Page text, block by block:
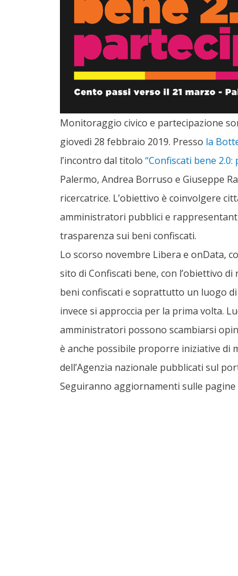
Monitoraggio civico e partecipazione
giovedì 28 febbraio 2019. Presso la
l’incontro dal titolo “Confiscati bene 2.0:
Palermo, Andrea Borruso e Giuseppe
ricercatrice. L’obiettivo è coinvolgere
amministratori pubblici e
trasparenza sui beni confiscati.
Lo scorso novembre Libera e onData,
sito di Confiscati bene, con l’obiettivo
beni confiscati e soprattutto un luogo
invece si approccia per la prima volta.
amministratori possono scambiarsi
è anche possibile proporre iniziative di
dell’Agenzia nazionale pubblicati sul
Seguiranno aggiornamenti sulle pagine